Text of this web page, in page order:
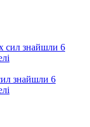
знайшли 6